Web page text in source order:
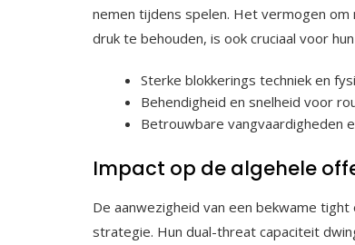
nemen tijdens spelen. Het vermogen
druk te behouden, is ook cruciaal voor
Sterke blokkerings techniek en
Behendigheid en snelheid voor
Betrouwbare vangvaardigheden
Impact op de algehele
De aanwezigheid van een bekwame
strategie. Hun dual-threat capaciteit